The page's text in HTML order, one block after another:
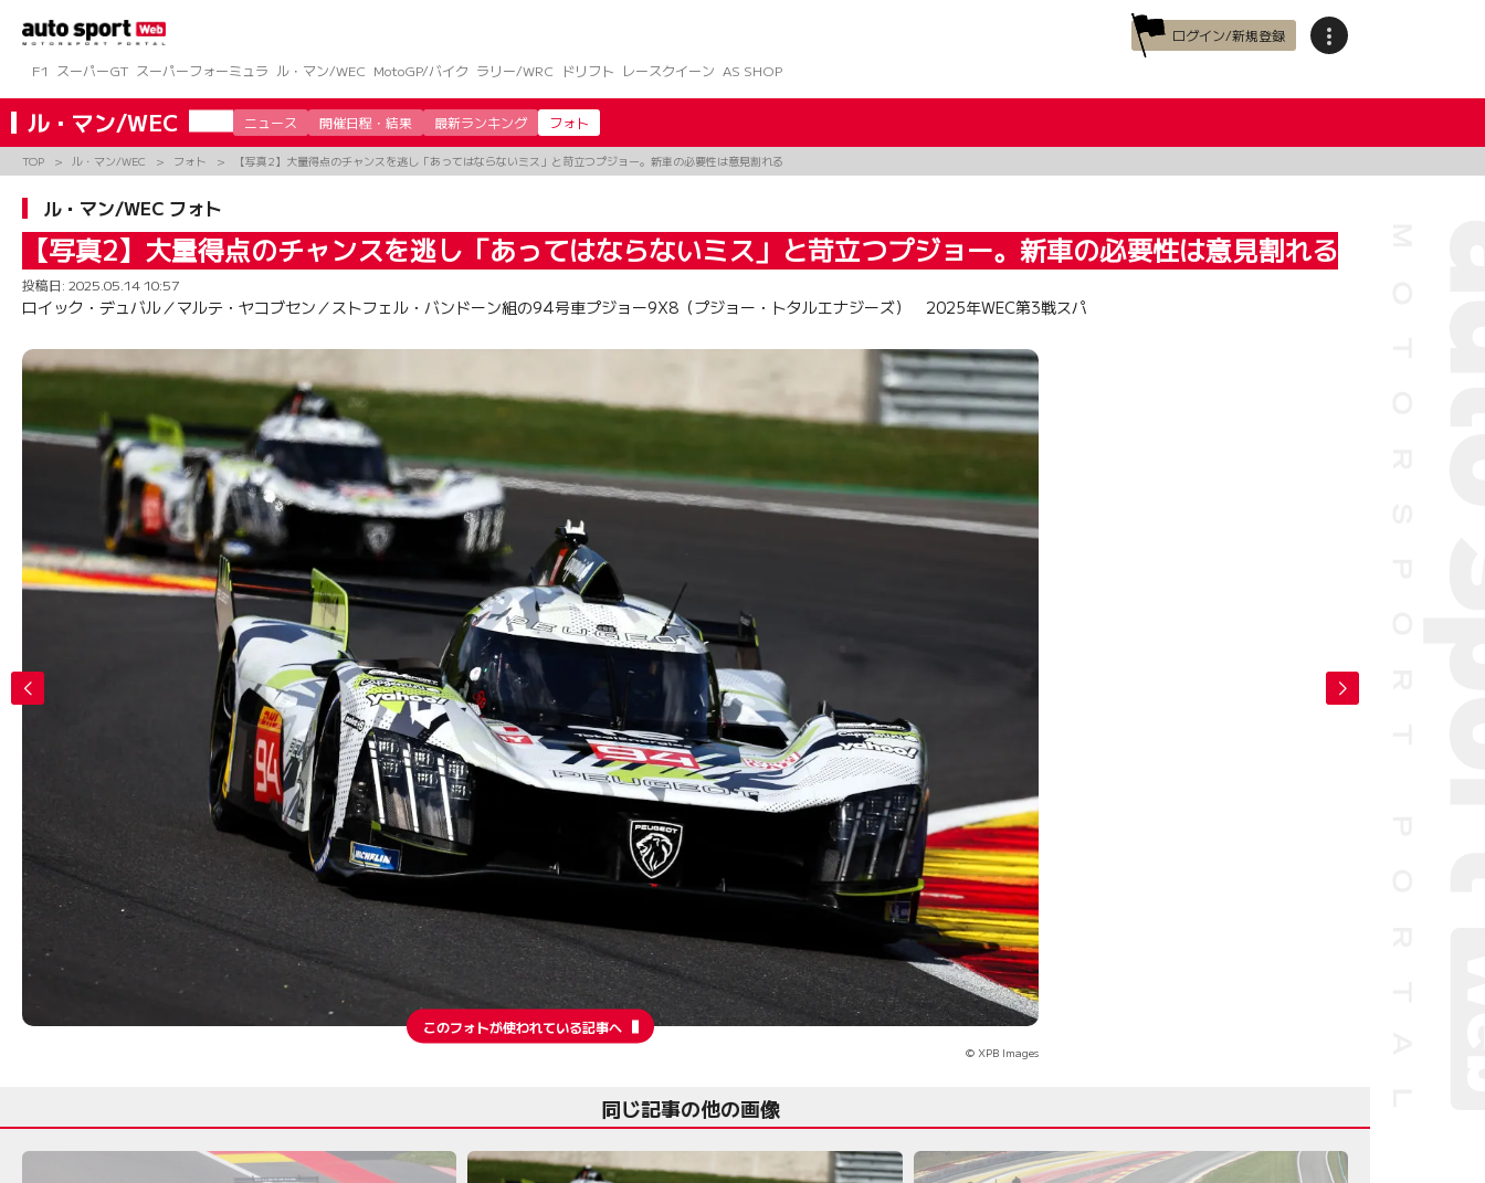
ツ
へ
ス
キ
ッ
ログイン/新規登録
F1
スーパーGT スーパーフォーミュラ ル・マン/WEC MotoGP/バイク ラリー/WRC ドリフト レースクイーン AS SHOP
ル・マン/WEC ニュース 開催日程・結果 最新ランキング フォト
TOP ル・マン/WEC フォト 【写真2】大量得点のチャンスを逃し「あってはならないミス」と苛立つプジョー。新車の必要性は意見割れる
ル・マン/WEC フォト
【写真2】大量得点のチャンスを逃し「あってはならないミス」と苛立つプジョー。新車の必要性は意見割れる
投稿日: 2025.05.14 10:57
ロイック・デュバル／マルテ・ヤコブセン／ストフェル・バンドーン組の94号車プジョー9X8（プジョー・トタルエナジーズ） 2025年WEC第3戦スパ
このフォトが使われている記事へ
© XPB Images
同じ記事の他の画像